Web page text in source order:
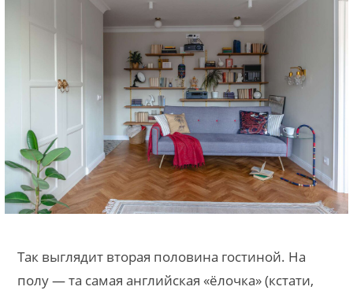
Так выглядит вторая половина гостиной. На
полу — та самая английская «ёлочка» (кстати,